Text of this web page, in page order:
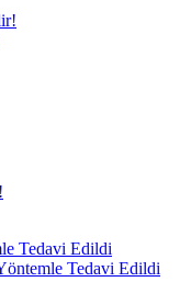
Tedavi Edildi